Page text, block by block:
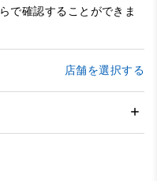
で確認することができま
店舗を選択する